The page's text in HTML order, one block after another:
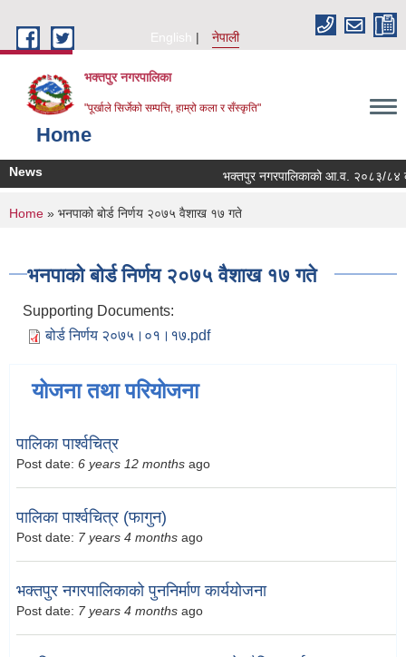
English
नेपाली
भक्तपुर नगरपालिका
"पूर्खाले सिर्जेको सम्पत्ति, हाम्रो कला र सँस्कृति"
Home
News भक्तपुर नगरपालिकाको आ.व. २०८३/८४ को
You are here
Home » भनपाको बोर्ड निर्णय २०७५ वैशाख १७ गते
भनपाको बोर्ड निर्णय २०७५ वैशाख १७ गते
Supporting Documents:
बोर्ड निर्णय २०७५।०१।१७.pdf
योजना तथा परियोजना
पालिका पार्श्वचित्र
Post date: 6 years 12 months ago
पालिका पार्श्वचित्र (फागुन)
Post date: 7 years 4 months ago
भक्तपुर नगरपालिकाको पुननिर्माण कार्ययोजना
Post date: 7 years 4 months ago